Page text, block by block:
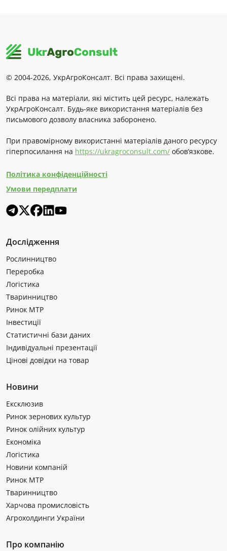
© 2004-2026, УкрАгроКонсалт. Всі права захищені.
Всі права на матеріали, які містить цей ресурс, належать
УкрАгроКонсалт. Будь-яке використання матеріалів без
письмового дозволу власника заборонено.
При правомірному використанні матеріалів даного ресурсу
гіперпосилання на https://ukragroconsult.com/ обов’язкове.
Політика конфіденційності
Умови передплати
Дослідження
Рослинництво
Переробка
Логістика
Тваринництво
Ринок МТР
Інвестиції
Статистичні бази даних
Індивідуальні презентації
Цінові довідки на товар
Новини
Ексклюзив
Ринок зернових культур
Ринок олійних культур
Економіка
Логістика
Новини компаній
Ринок МТР
Тваринництво
Харчова промисловість
Агрохолдинги України
Про компанію